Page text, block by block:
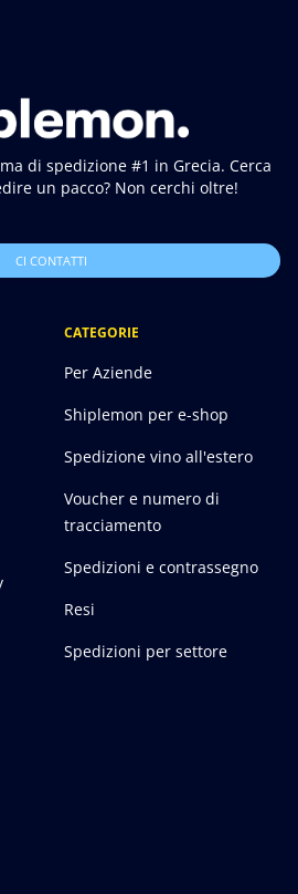
di spedizione #1 in Grecia. Cerca
un pacco? Non cerchi oltre!
CI CONTATTI
CATEGORIE
Per Aziende
Shiplemon per e-shop
Spedizione vino all'estero
Voucher e numero di
tracciamento
Spedizioni e contrassegno
Resi
Spedizioni per settore